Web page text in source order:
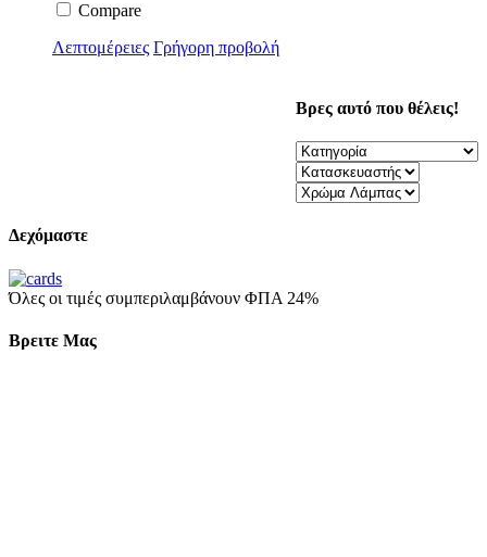
Compare
Λεπτομέρειες Γρήγορη προβολή
Βρες αυτό που θέλεις!
Δεχόμαστε
Όλες οι τιμές συμπεριλαμβάνουν ΦΠΑ 24%
Βρειτε Μας